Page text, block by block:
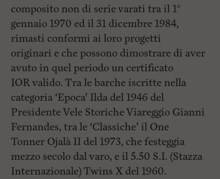
composito non di serievarati tra il 1°
gennaio 1970 ed il 31 dicembre 1984,
rimasti conformi ai loroprogetti
originari e che possono dimostrare di aver
avuto in quel periodo un certificato
IORvalido. Tra le barche iscritte nella
categoria ‘Epoca’ Ilda del 1946 del
Presidente Vele Storiche Viareggio Gianni
Fernandes, tra le ‘Classiche’ il One
Tonner Ojalà II del 1973, che festeggia
mezzo secolo dal varo, e il 5.50 S.I. (Stazza
Internazionale)Twins X del 1960.